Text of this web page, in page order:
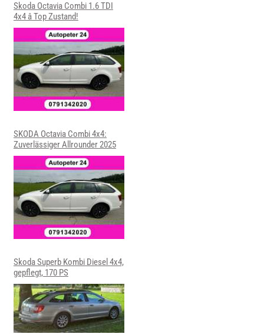
Skoda Octavia Combi 1.6 TDI
4x4 â Top Zustand!
SKODA Octavia Combi 4x4:
Zuverlässiger Allrounder 2025
Skoda Superb Kombi Diesel 4x4,
gepflegt, 170 PS